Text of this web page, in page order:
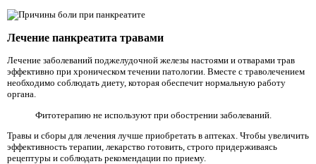
Лечение панкреатита травами
Лечение заболеваний поджелудочной железы настоями и отварами трав
эффективно при хроническом течении патологии. Вместе с траволечением
необходимо соблюдать диету, которая обеспечит нормальную работу
органа.
Фитотерапию не используют при обострении заболеваний.
Травы и сборы для лечения лучше приобретать в аптеках. Чтобы увеличить
эффективность терапии, лекарство готовить, строго придерживаясь
рецептуры и соблюдать рекомендации по приему.